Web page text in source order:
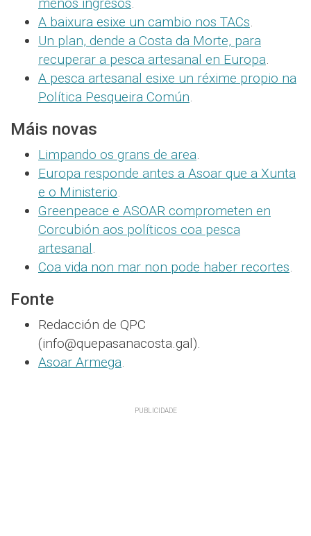
A baixura esixe un cambio nos TACs.
Un plan, dende a Costa da Morte, para
recuperar a pesca artesanal en Europa.
A pesca artesanal esixe un réxime propio na
Política Pesqueira Común.
Máis novas
Limpando os grans de area.
Europa responde antes a Asoar que a Xunta
e o Ministerio.
Greenpeace e ASOAR comprometen en
Corcubión aos políticos coa pesca
artesanal.
Coa vida non mar non pode haber recortes.
Fonte
Redacción de QPC
(info@quepasanacosta.gal).
Asoar Armega.